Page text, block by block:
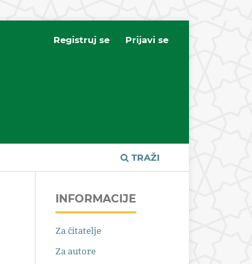
TRAŽI
Registruj se Prijavi se
INFORMACIJE
Za čitatelje
Za autore